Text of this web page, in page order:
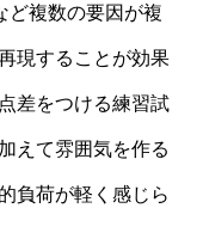
ど複数の要因が複
現することが効果
差をつける練習試
えて雰囲気を作る
負荷が軽く感じら